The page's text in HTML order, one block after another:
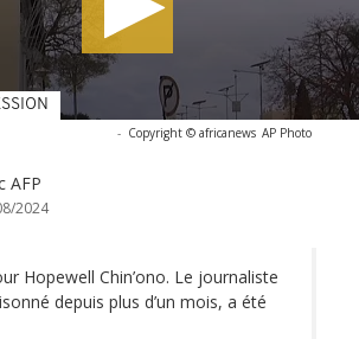
- Copyright © africanews AP Photo
AFP
2024
Hopewell Chin’ono. Le journaliste
depuis plus d’un mois, a été